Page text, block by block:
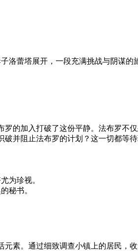
洛蕾塔展开，一段充满挑战与阴谋的
的加入打破了这份平静。法布罗不
并阻止法布罗的计划？这一切都等待
为珍视。
秘书。
素。通过细致调查小镇上的居民，